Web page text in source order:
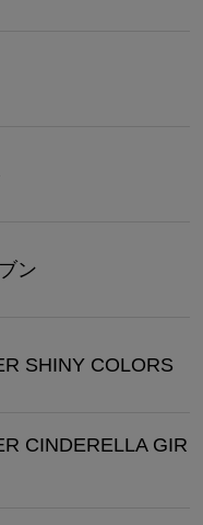
ン
SHINY COLORS
CINDERELLA GIR